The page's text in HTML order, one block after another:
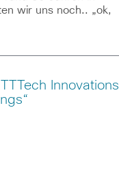
wir uns noch.. „ok,
Innovations